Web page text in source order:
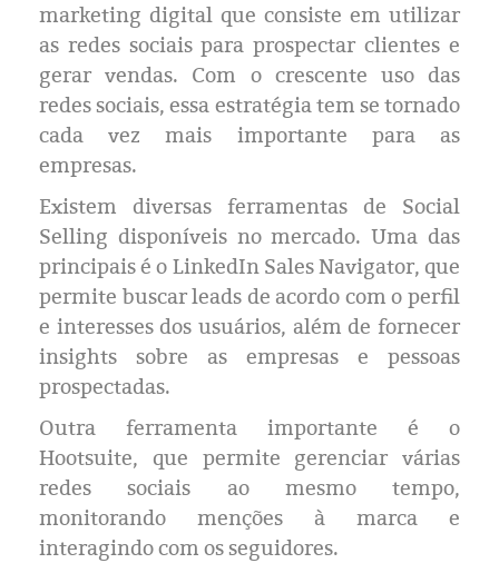
Eleições 2024
Pesquisas
Política
Livros
marketing digital que consiste em utilizar
as redes sociais para prospectar clientes e
gerar vendas. Com o crescente uso das
redes sociais, essa estratégia tem se tornado
cada vez mais importante para as
empresas.
Existem diversas ferramentas de Social
Selling disponíveis no mercado. Uma das
principais é o LinkedIn Sales Navigator, que
permite buscar leads de acordo com o perfil
e interesses dos usuários, além de fornecer
insights sobre as empresas e pessoas
prospectadas.
Outra ferramenta importante é o
Hootsuite, que permite gerenciar várias
redes sociais ao mesmo tempo,
monitorando menções à marca e
interagindo com os seguidores.